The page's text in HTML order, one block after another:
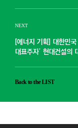
NEXT
[에너지 기획] 대한민
대표주자’ 현대건설의
Back to the LIST